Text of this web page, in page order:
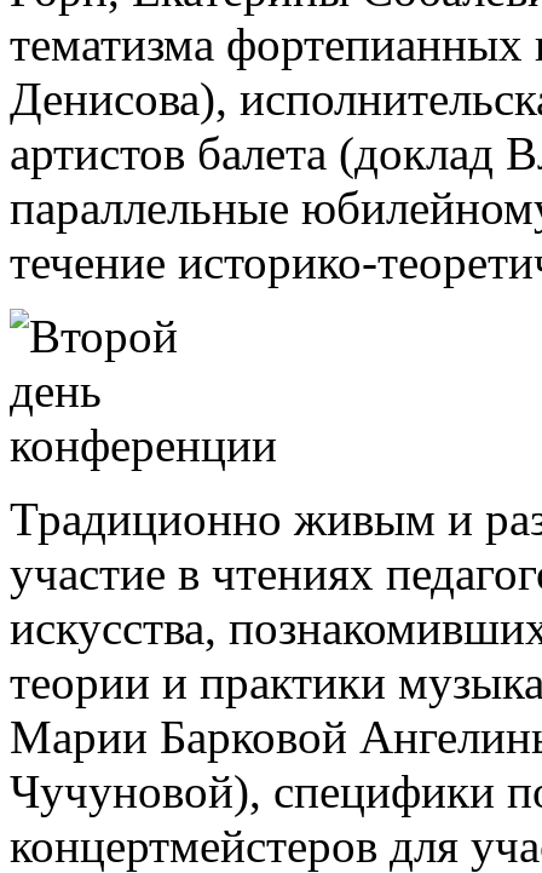
тематизма
Денисова),
артистов балета (доклад
параллельные
течение историко-
Традиционно живым и
участие в чтениях
искусства,
теории и практики
Марии Барковой
Чучуновой), специфики
концертмейстеров для